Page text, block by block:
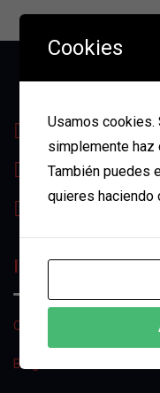
Calle 42 #67-22
3136731966
Información
Quienes Somos
Blog
Cookies
Usamos cookies.
simplemente haz
También puedes
quieres haciendo